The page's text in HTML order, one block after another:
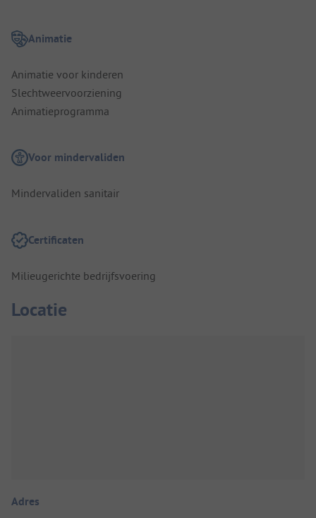
Animatie
Animatie voor kinderen
Slechtweervoorziening
Animatieprogramma
Voor mindervaliden
Mindervaliden sanitair
Certificaten
Milieugerichte bedrijfsvoering
Locatie
Adres